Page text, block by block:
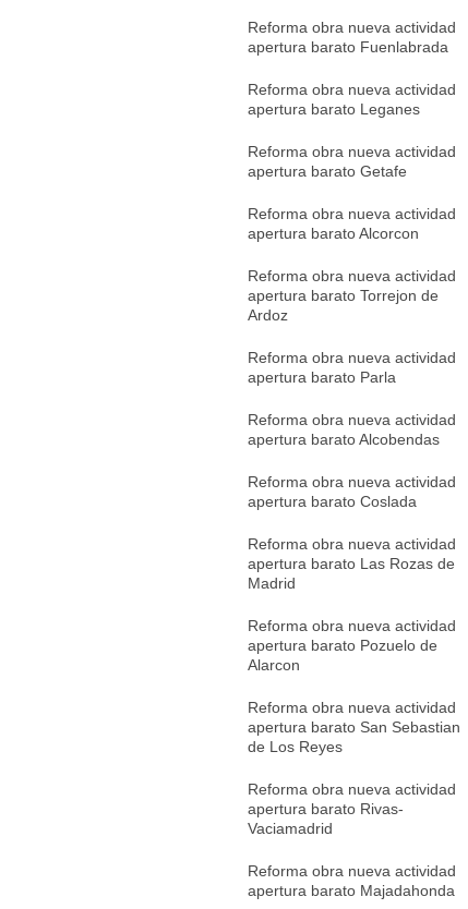
Reforma obra nueva actividad
apertura barato Fuenlabrada
Reforma obra nueva actividad
apertura barato Leganes
Reforma obra nueva actividad
apertura barato Getafe
Reforma obra nueva actividad
apertura barato Alcorcon
Reforma obra nueva actividad
apertura barato Torrejon de
Ardoz
Reforma obra nueva actividad
apertura barato Parla
Reforma obra nueva actividad
apertura barato Alcobendas
Reforma obra nueva actividad
apertura barato Coslada
Reforma obra nueva actividad
apertura barato Las Rozas de
Madrid
Reforma obra nueva actividad
apertura barato Pozuelo de
Alarcon
Reforma obra nueva actividad
apertura barato San Sebastian
de Los Reyes
Reforma obra nueva actividad
apertura barato Rivas-
Vaciamadrid
Reforma obra nueva actividad
apertura barato Majadahonda